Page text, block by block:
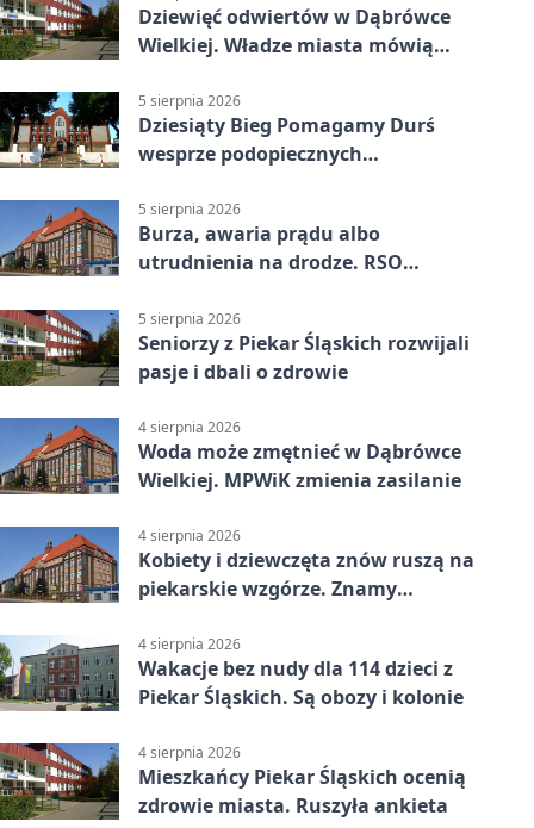
Dziewięć odwiertów w Dąbrówce
Wielkiej. Władze miasta mówią
5 sierpnia 2026
Dziesiąty Bieg Pomagamy Durś
wesprze podopiecznych
5 sierpnia 2026
Burza, awaria prądu albo
utrudnienia na drodze. RSO
5 sierpnia 2026
Seniorzy z Piekar Śląskich rozwijali
pasje i dbali o zdrowie
4 sierpnia 2026
Woda może zmętnieć w Dąbrówce
Wielkiej. MPWiK zmienia zasilanie
4 sierpnia 2026
Kobiety i dziewczęta znów ruszą na
piekarskie wzgórze. Znamy
4 sierpnia 2026
Wakacje bez nudy dla 114 dzieci z
Piekar Śląskich. Są obozy i kolonie
4 sierpnia 2026
Mieszkańcy Piekar Śląskich ocenią
zdrowie miasta. Ruszyła ankieta